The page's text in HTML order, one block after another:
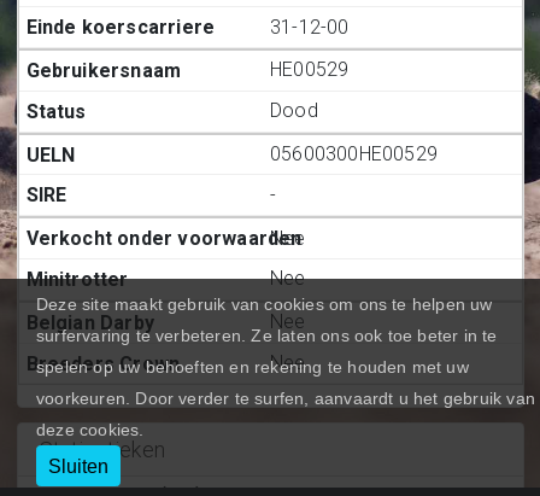
31-12-00
HE00529
Dood
05600300HE00529
-
Nee
Nee
Nee
Nee
Statiestieken
Deze site maakt gebruik van cookies om ons te helpen uw
surfervaring te verbeteren. Ze laten ons ook toe beter in te
spelen op uw behoeften en rekening te houden met uw
voorkeuren. Door verder te surfen, aanvaardt u het gebruik van
deze cookies.
Sluiten